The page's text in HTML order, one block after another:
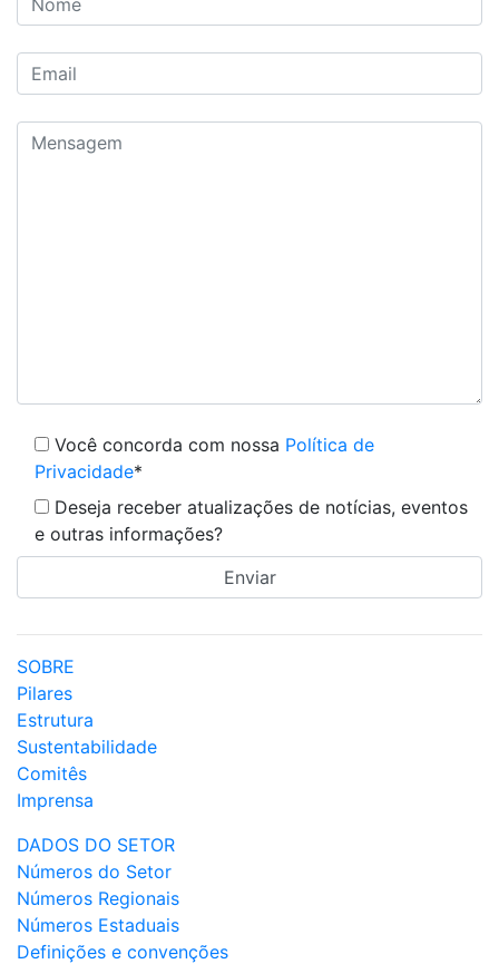
Você concorda com nossa Política de
Privacidade*
Deseja receber atualizações de notícias, eventos
e outras informações?
SOBRE
Pilares
Estrutura
Sustentabilidade
Comitês
Imprensa
DADOS DO SETOR
Números do Setor
Números Regionais
Números Estaduais
Definições e convenções